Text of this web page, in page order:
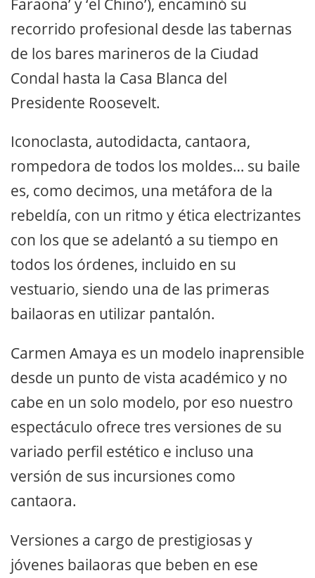
recorrido profesional desde las tabernas
de los bares marineros de la Ciudad
Condal hasta la Casa Blanca del
Presidente Roosevelt.
Iconoclasta, autodidacta, cantaora,
rompedora de todos los moldes… su baile
es, como decimos, una metáfora de la
rebeldía, con un ritmo y ética electrizantes
con los que se adelantó a su tiempo en
todos los órdenes, incluido en su
vestuario, siendo una de las primeras
bailaoras en utilizar pantalón.
Carmen Amaya es un modelo inaprensible
desde un punto de vista académico y no
cabe en un solo modelo, por eso nuestro
espectáculo ofrece tres versiones de su
variado perfil estético e incluso una
versión de sus incursiones como
cantaora.
Versiones a cargo de prestigiosas y
jóvenes bailaoras que beben en ese